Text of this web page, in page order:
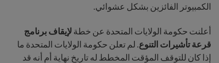
الكمبيوتر الفائزين بشكل عشوائي.
أعلنت حكومة الولايات المتحدة عن خطة لإيقاف برنامج
قرعة تأشيرات التنوع. لم تعلن حكومة الولايات المتحدة ما
إذا كان للتوقف المؤقت المخطط له تاريخ نهاية أم أنه قد